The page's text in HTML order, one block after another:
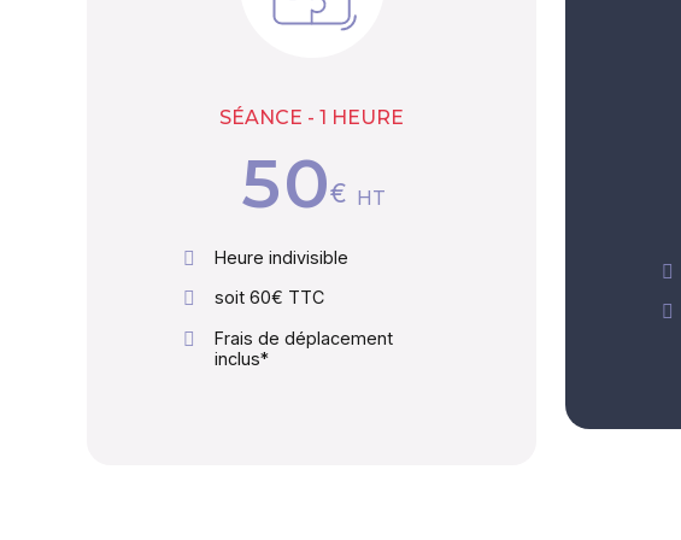
SÉANCE - 1 HEURE
3
4
5
6
7
8
9
0€ HT
Heure indivisible
soit 60€ TTC
Frais de déplacement
inclus*